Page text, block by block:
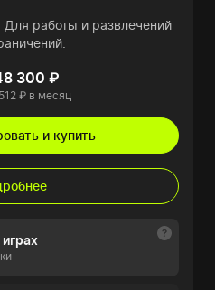
работы и развлечений
300 ₽
₽ в месяц
и купить